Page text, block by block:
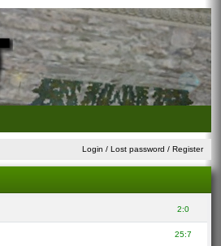
Login / Lost password / Register
2:0
25:7